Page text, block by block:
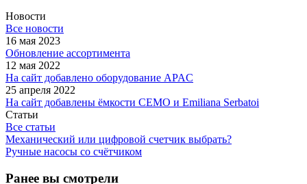
Новости
Все новости
16 мая 2023
Обновление ассортимента
12 мая 2022
На сайт добавлено оборудование APAC
25 апреля 2022
На сайт добавлены ёмкости CEMO и Emiliana Serbatoi
Статьи
Все статьи
Механический или цифровой счетчик выбрать?
Ручные насосы со счётчиком
Ранее вы смотрели